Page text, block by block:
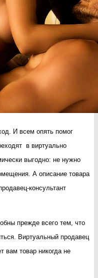
И всем опять помог
в виртуально
выгодно: не нужно
А описание товара
консультант
прежде всего тем, что
Виртуальный продавец
вам товар никогда не